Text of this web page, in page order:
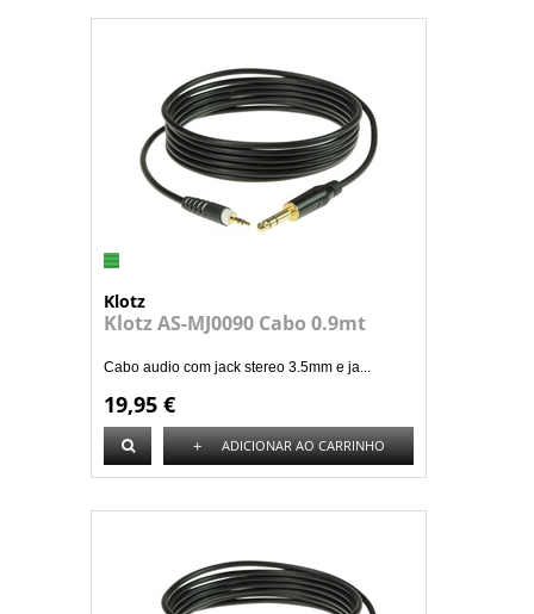
Klotz
Klotz AS-MJ0090 Cabo 0.9mt
Cabo audio com jack stereo 3.5mm e ja...
19,95 €
+ ADICIONAR AO CARRINHO